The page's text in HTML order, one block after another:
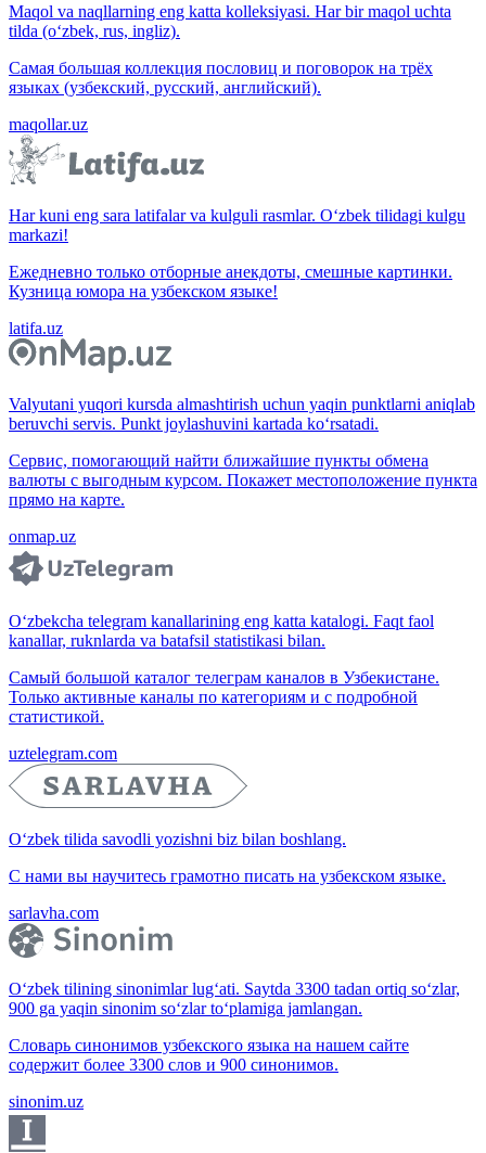
Maqol va naqllarning eng katta kolleksiyasi. Har bir maqol uchta
tilda (o‘zbek, rus, ingliz).
Самая большая коллекция пословиц и поговорок на трёх
языках (узбекский, русский, английский).
maqollar.uz
Har kuni eng sara latifalar va kulguli rasmlar. O‘zbek tilidagi kulgu
markazi!
Ежедневно только отборные анекдоты, смешные картинки.
Кузница юмора на узбекском языке!
latifa.uz
Valyutani yuqori kursda almashtirish uchun yaqin punktlarni aniqlab
beruvchi servis. Punkt joylashuvini kartada ko‘rsatadi.
Сервис, помогающий найти ближайшие пункты обмена
валюты с выгодным курсом. Покажет местоположение пункта
прямо на карте.
onmap.uz
O‘zbekcha telegram kanallarining eng katta katalogi. Faqt faol
kanallar, ruknlarda va batafsil statistikasi bilan.
Самый большой каталог телеграм каналов в Узбекистане.
Только активные каналы по категориям и с подробной
статистикой.
uztelegram.com
O‘zbek tilida savodli yozishni biz bilan boshlang.
С нами вы научитесь грамотно писать на узбекском языке.
sarlavha.com
O‘zbek tilining sinonimlar lug‘ati. Saytda 3300 tadan ortiq so‘zlar,
900 ga yaqin sinonim so‘zlar to‘plamiga jamlangan.
Словарь синонимов узбекского языка на нашем сайте
содержит более 3300 слов и 900 синонимов.
sinonim.uz